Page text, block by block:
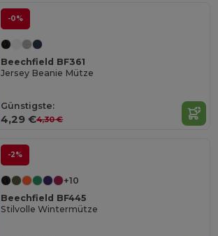
-0%
Beechfield BF361
Jersey Beanie Mütze
Günstigste:
4,29 €4,30 €
-2%
+10
Beechfield BF445
Stilvolle Wintermütze